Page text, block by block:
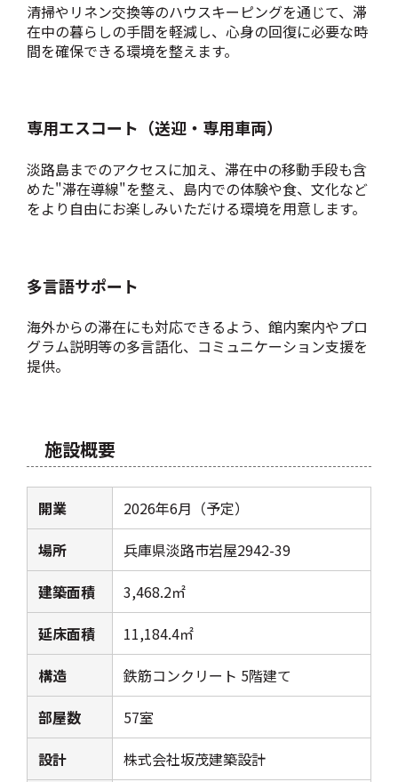
清掃やリネン交換等のハウスキーピングを通じて、滞
在中の暮らしの手間を軽減し、心身の回復に必要な時
間を確保できる環境を整えます。
専用エスコート（送迎・専用車両）
淡路島までのアクセスに加え、滞在中の移動手段も含
めた"滞在導線"を整え、島内での体験や食、文化など
をより自由にお楽しみいただける環境を用意します。
多言語サポート
海外からの滞在にも対応できるよう、館内案内やプロ
グラム説明等の多言語化、コミュニケーション支援を
提供。
施設概要
開業
2026年6月（予定）
場所
兵庫県淡路市岩屋2942-39
建築面積
3,468.2㎡
延床面積
11,184.4㎡
構造
鉄筋コンクリート 5階建て
部屋数
57室
設計
株式会社坂茂建築設計